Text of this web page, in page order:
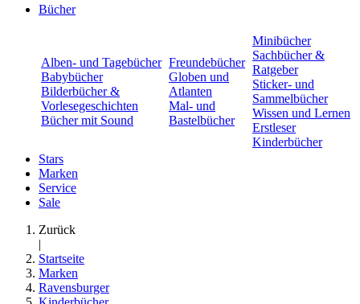
Bücher
Alben- und Tagebücher
Babybücher
Bilderbücher &
Vorlesegeschichten
Bücher mit Sound
Freundebücher
Globen und
Atlanten
Mal- und
Bastelbücher
Minibücher
Sachbücher &
Ratgeber
Sticker- und
Sammelbücher
Wissen und Lernen
Erstleser
Kinderbücher
Stars
Marken
Service
Sale
Zurück
|
Startseite
Marken
Ravensburger